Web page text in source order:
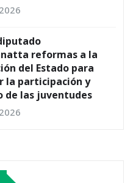
reformas a la
del Estado para
la participación y
de las juventudes